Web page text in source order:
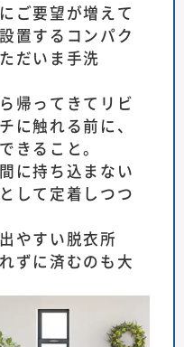
ご要望が増えて
置するコンパク
だいま手洗
帰ってきてリビ
に触れる前に、
きること。
に持ち込まない
して定着しつつ
やすい脱衣所
ずに済むのも大